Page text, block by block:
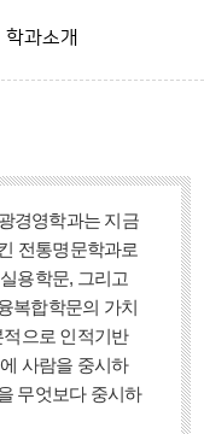
학과소개
경영학과는 지금
전통명문학과로
용학문, 그리고
복합학문의 가치
으로 인적기반
사람을 중시하
무엇보다 중시하